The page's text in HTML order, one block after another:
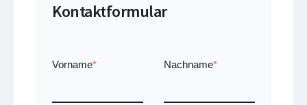
Kontaktformular
Vorname* Nachname*